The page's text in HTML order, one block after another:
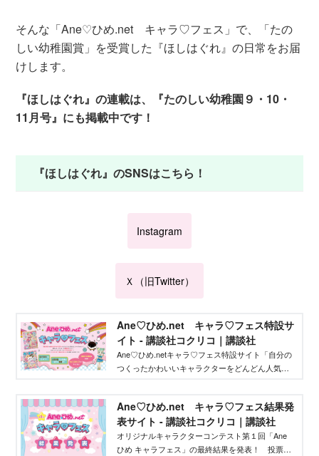
そんな「Ane♡ひめ.net キャラ♡フェス」で、「たの
しい幼稚園賞」を受賞した『ほしはぐれ』の日常をお届
けします。
『ほしはぐれ』の連載は、『たのしい幼稚園９・10・
11月号』にも掲載中です！
『ほしはぐれ』のSNSはこちら！
Instagram
Ｘ（旧Twitter）
Ane♡ひめ.net キャラ♡フェス特設サ
イト - 講談社コクリコ｜講談社
Ane♡ひめ.netキャラ♡フェス特設サイト「自分の
つくったかわいいキャラクターをどんどん人気者
作りたいクリエイターを応援するイベントです！
Ane♡ひめ.net キャラ♡フェス結果発
表サイト - 講談社コクリコ｜講談社
オリジナルキャラクターコンテスト第１回「Ane
ひめ キャラフェス」の最終結果を発表！ 投票結